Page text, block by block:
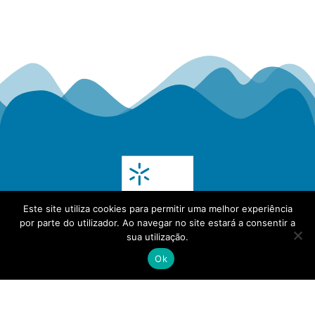
Este site utiliza cookies para permitir uma melhor experiência
por parte do utilizador. Ao navegar no site estará a consentir a
sua utilização.
Ok